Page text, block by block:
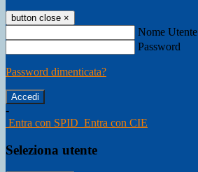
button close ×
Nome Utente
Password
Password dimenticata?
-
Entra con SPID Entra con CIE
Seleziona utente